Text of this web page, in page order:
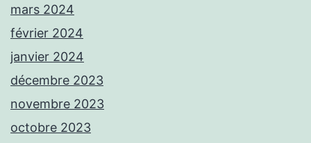
mars 2024
février 2024
janvier 2024
décembre 2023
novembre 2023
octobre 2023